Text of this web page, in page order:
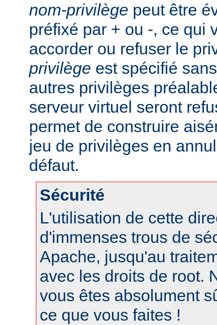
nom-privilège peut être
préfixé par + ou -, ce qui
accorder ou refuser le
privilège est spécifié
autres privilèges
serveur virtuel seront
permet de construire
jeu de privilèges en
défaut.
Sécurité
L'utilisation de cette
d'immenses trous de
Apache, jusqu'au
avec les droits de root.
vous êtes absolument
ce que vous faites !